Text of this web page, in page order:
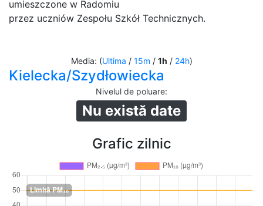
umieszczone w Radomiu
przez uczniów Zespołu Szkół Technicznych.
Media: (Ultima / 15m / 1h / 24h)
Kielecka/Szydłowiecka
Nivelul de poluare:
Nu există date
Grafic zilnic